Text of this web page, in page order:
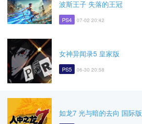
波斯王子 失落的王冠
PS4 07-02 20:42
女神异闻录5 皇家版
PS5 06-30 20:58
如龙7 光与暗的去向 国际版